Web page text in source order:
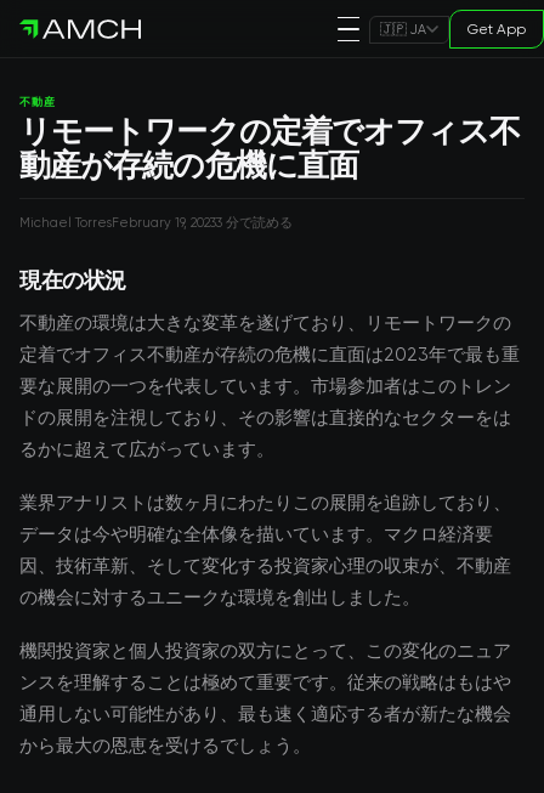
🇯🇵 JA Get App
不動産
リモートワークの定着でオフィス不
動産が存続の危機に直面
Michael TorresFebruary 19, 20233 分で読める
現在の状況
不動産の環境は大きな変革を遂げており、リモートワークの
定着でオフィス不動産が存続の危機に直面は2023年で最も重
要な展開の一つを代表しています。市場参加者はこのトレン
ドの展開を注視しており、その影響は直接的なセクターをは
るかに超えて広がっています。
業界アナリストは数ヶ月にわたりこの展開を追跡しており、
データは今や明確な全体像を描いています。マクロ経済要
因、技術革新、そして変化する投資家心理の収束が、不動産
の機会に対するユニークな環境を創出しました。
機関投資家と個人投資家の双方にとって、この変化のニュア
ンスを理解することは極めて重要です。従来の戦略はもはや
通用しない可能性があり、最も速く適応する者が新たな機会
から最大の恩恵を受けるでしょう。